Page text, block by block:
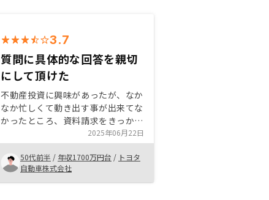
3.7
質問に具体的な回答を親切
にして頂けた
不動産投資に興味があったが、なか
なか忙しくて動き出す事が出来てな
かったところ、資料請求をきっかけ
に連絡を頂き担当の方が色々親切に
教えて頂いたので、不安を解消出来
たのと、手間が掛からず管理出来そ
うと思ったため、購入を決めまし
た。 物件価格が少し高く感じたの
2025年06月22日
50代前半 / 年収1700万円台 / トヨタ
自動車株式会社